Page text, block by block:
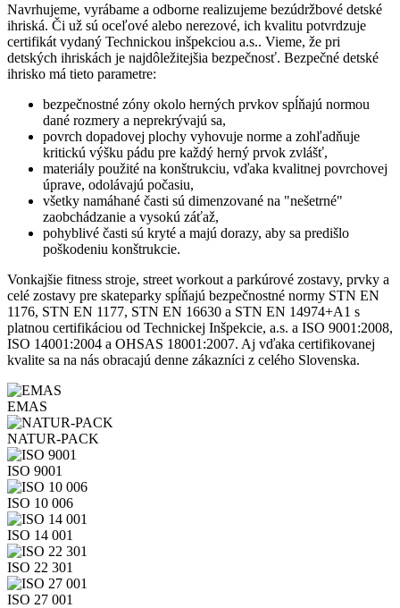
Navrhujeme, vyrábame a odborne realizujeme bezúdržbové detské
ihriská. Či už sú oceľové alebo nerezové, ich kvalitu potvrdzuje
certifikát vydaný Technickou inšpekciou a.s.. Vieme, že pri
detských ihriskách je najdôležitejšia bezpečnosť. Bezpečné detské
ihrisko má tieto parametre:
bezpečnostné zóny okolo herných prvkov spĺňajú normou
dané rozmery a neprekrývajú sa,
povrch dopadovej plochy vyhovuje norme a zohľadňuje
kritickú výšku pádu pre každý herný prvok zvlášť,
materiály použité na konštrukciu, vďaka kvalitnej povrchovej
úprave, odolávajú počasiu,
všetky namáhané časti sú dimenzované na "nešetrné"
zaobchádzanie a vysokú záťaž,
pohyblivé časti sú kryté a majú dorazy, aby sa predišlo
poškodeniu konštrukcie.
Vonkajšie fitness stroje, street workout a parkúrové zostavy, prvky a
celé zostavy pre skateparky spĺňajú bezpečnostné normy STN EN
1176, STN EN 1177, STN EN 16630 a STN EN 14974+A1 s
platnou certifikáciou od Technickej Inšpekcie, a.s. a ISO 9001:2008,
ISO 14001:2004 a OHSAS 18001:2007. Aj vďaka certifikovanej
kvalite sa na nás obracajú denne zákazníci z celého Slovenska.
EMAS
NATUR-PACK
ISO 9001
ISO 10 006
ISO 14 001
ISO 22 301
ISO 27 001